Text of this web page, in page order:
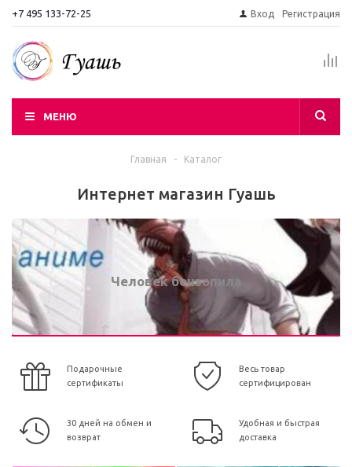
+7 495 133-72-25 Вход Регистрация
МЕНЮ
Главная - Каталог
Интернет магазин Гуашь
Человек бензопила
Подарочные
сертификаты
Весь товар
сертифицирован
30 дней на обмен и
возврат
Удобная и быстрая
доставка